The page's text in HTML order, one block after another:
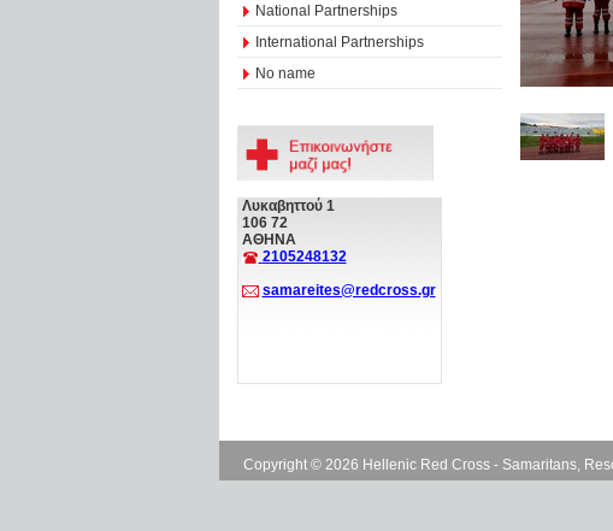
National Partnerships
International Partnerships
No name
Λυκαβηττού 1
106 72
ΑΘΗΝΑ
2105248132
samareites@redcross.gr
Copyright © 2026 Hellenic Red Cross - Samaritans,